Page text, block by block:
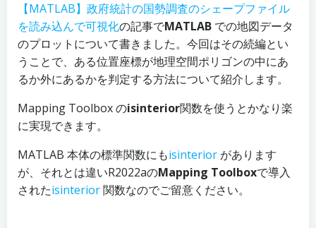
【MATLAB】政府統計の国勢調査のシェープファイル
を読み込んで可視化の記事でMATLAB での地図データ
のプロットについて書きました。今回はその続編とい
うことで、ある位置座標が地理空間ポリゴンの中にあ
るか外にあるかを判定する方法について紹介します。
Mapping Toolbox のisinterior関数を使うとかなり楽
に実現できます。
MATLAB 本体の標準関数にもisinterior があります
が、それとは違いR2022aのMapping Toolboxで導入
されたisinterior関数なのでご留意ください。